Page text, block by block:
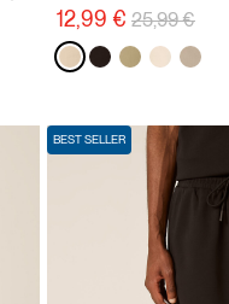
12,99 € Prix réduit de
25,99 €
BEST SELLER